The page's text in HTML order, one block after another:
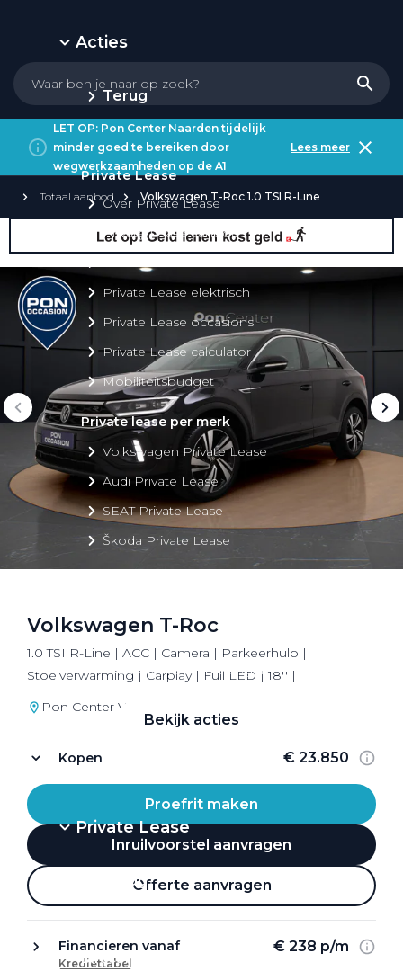
Acties
Terug
Private Lease
Over Private Lease
Private Lease aanbod
Private Lease elektrisch
Private Lease occasions
Private Lease calculator
Mobiliteitsbudget
Private lease per merk
Volkswagen Private Lease
Audi Private Lease
SEAT Private Lease
Škoda Private Lease
Bekijk alle aanbiedingen
Bekijk acties
Private Lease
Terug
Direct naar
LET OP: Pon Center Naarden tijdelijk
minder goed te bereiken door
wegwerkzaamheden op de A1
Lees meer
Totaal aanbod Volkswagen T-Roc 1.0 TSI R-Line
Volkswagen T-Roc
1.0 TSI R-Line | ACC | Camera | Parkeerhulp |
Stoelverwarming | Carplay | Full LED | 18'' |
Pon Center Volkswagen Utrecht
Kopen € 23.850
Proefrit maken
Inruilvoorstel aanvragen
Offerte aanvragen
Financieren vanaf € 238 p/m
Krediettabel